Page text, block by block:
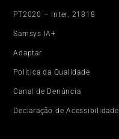
PT2020 – Inter. 21818
Samsys IA+
Adaptar
Política da Qualidade
Canal de Denúncia
Declaração de Acessibilidade